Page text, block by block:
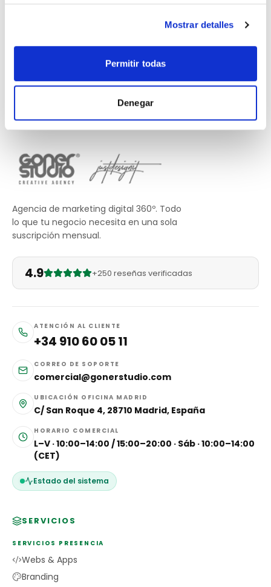
Mostrar detalles
Permitir todas
Denegar
Agencia de marketing digital 360º. Todo
lo que tu negocio necesita en una sola
suscripción mensual.
4.9 +250 reseñas verificadas
ATENCIÓN AL CLIENTE
+34 910 60 05 11
CORREO DE SOPORTE
comercial@gonerstudio.com
UBICACIÓN OFICINA MADRID
C/ San Roque 4, 28710 Madrid, España
HORARIO COMERCIAL
L–V · 10:00–14:00 / 15:00–20:00 · Sáb · 10:00–14:00
(CET)
Estado del sistema
SERVICIOS
SERVICIOS PRESENCIA
Webs & Apps
Branding